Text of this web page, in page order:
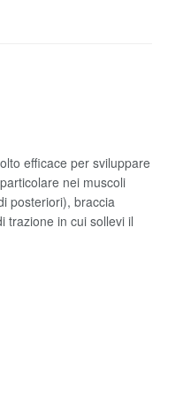
efficace per sviluppare
nei muscoli
posteriori), braccia
trazione in cui sollevi il